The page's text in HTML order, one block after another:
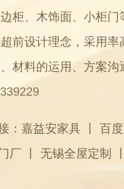
柜、木饰面、小柜
前设计理念，采用
材料的运用、方案
： 嘉益安家具
百
厂
无锡全屋定制